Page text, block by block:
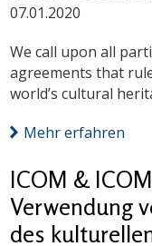
07.01.2020
We call upon all
agreements that
world’s cultural
Mehr erfahren
ICOM &
Verwendung
des